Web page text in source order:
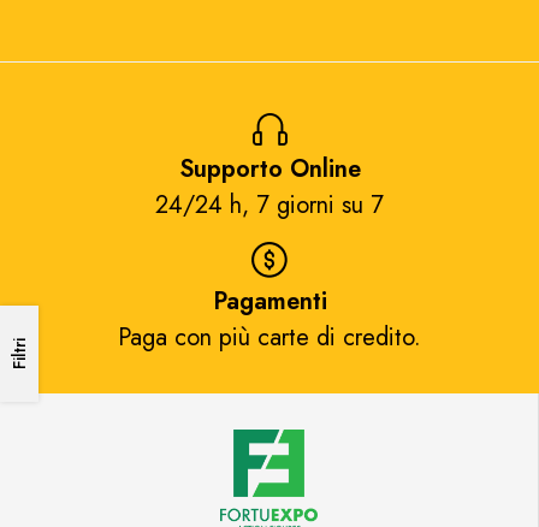
Filtri
Supporto Online
24/24 h, 7 giorni su 7​
Pagamenti
Paga con più carte di credito.​